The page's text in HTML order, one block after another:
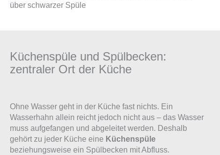
Küchenspüle und Spülbecken:
zentraler Ort der Küche
Ohne Wasser geht in der Küche fast nichts. Ein
Wasserhahn allein reicht jedoch nicht aus – das Wasser
muss aufgefangen und abgeleitet werden. Deshalb
gehört zu jeder Küche eine Küchenspüle
beziehungsweise ein Spülbecken mit Abfluss.